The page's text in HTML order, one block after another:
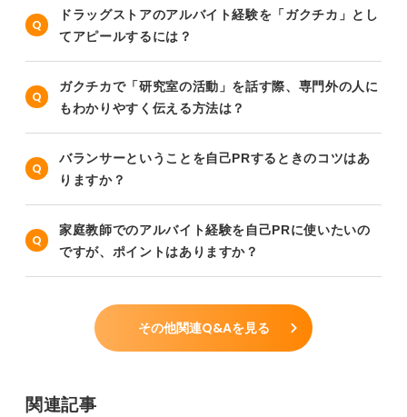
ドラッグストアのアルバイト経験を「ガクチカ」とし
てアピールするには？
ガクチカで「研究室の活動」を話す際、専門外の人に
もわかりやすく伝える方法は？
バランサーということを自己PRするときのコツはあ
りますか？
家庭教師でのアルバイト経験を自己PRに使いたいの
ですが、ポイントはありますか？
その他関連Q&Aを見る
関連記事